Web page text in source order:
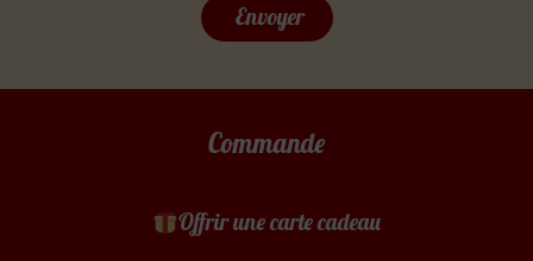
Envoyer
Commande
Offrir une carte cadeau